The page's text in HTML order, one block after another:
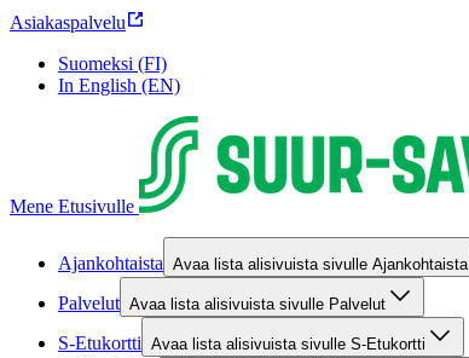
Asiakaspalvelu
Suomeksi (FI)
In English (EN)
Mene Etusivulle
Ajankohtaista Avaa lista alisivuista sivulle Ajankohtaista
Palvelut Avaa lista alisivuista sivulle Palvelut
S-Etukortti Avaa lista alisivuista sivulle S-Etukortti